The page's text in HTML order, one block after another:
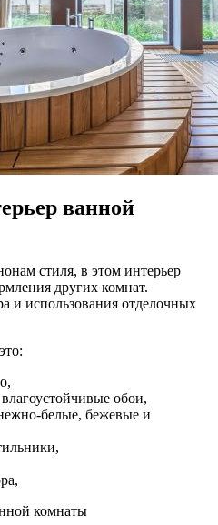
ванной
стиля, в этом интерьер
других комнат.
и использования отделочных
обои,
белые, бежевые и